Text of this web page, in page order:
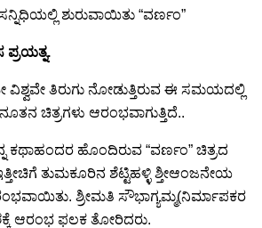
ವಿಶ್ವವೇ ತಿರುಗು ನೋಡುತ್ತಿರುವ ಈ ಸಮಯದಲ್ಲಿ
ಚಿತ್ರಗಳು ಆರಂಭವಾಗುತ್ತಿದೆ..
ಕಥಾಹಂದರ ಹೊಂದಿರುವ “ವರ್ಣಂ” ಚಿತ್ರದ
ತುಮಕೂರಿನ ಶೆಟ್ಟಿಹಳ್ಳಿ ಶ್ತೀಆಂಜನೇಯ
ಶ್ರೀಮತಿ ಸೌಭಾಗ್ಯಮ್ಮ(ನಿರ್ಮಾಪಕರ
ಆರಂಭ ಫಲಕ ತೋರಿದರು.